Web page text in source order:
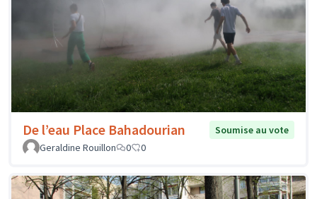
De l’eau Place Bahadourian
Soumise au vote
Geraldine Rouillon
0 0